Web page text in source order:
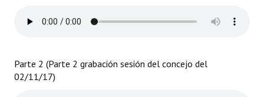
Reglamento Interno
Organigrama
Parte 2 (Parte 2 grabación sesión del concejo del
02/11/17)